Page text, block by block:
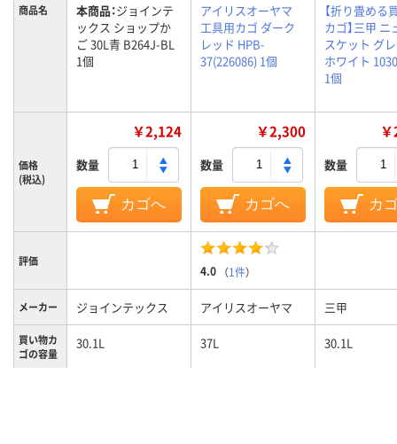
商品名 本商品：ジョインテ
ックス ショップか
ご 30L青 B264J-BL
1個
アイリスオーヤマ
工具用カゴ ダーク
レッド HPB-
37(226086) 1個
【折り畳める
カゴ】三甲 ニ
スケット グ
ホワイト
1個
価格
(税込)
￥2,124
数量
カゴへ
￥2,300
数量
カゴへ
数量
カ
評価
4.0 （1件）
メーカー ジョインテックス アイリスオーヤマ 三甲
買い物カ
ゴの容量
30.1L 37L 30.1L